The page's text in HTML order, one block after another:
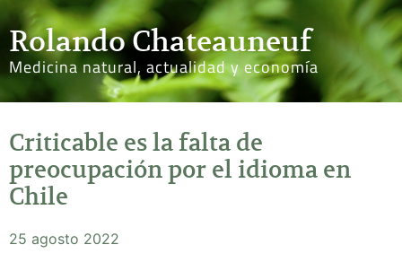
Rolando Chateauneuf
Medicina natural, actualidad y economía
Criticable es la falta de
preocupación por el idioma en
Chile
25 agosto 2022